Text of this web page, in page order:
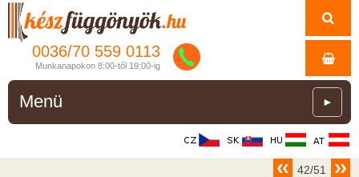
0036/70 559 0113
Munkanapokon 8:00-től 19:00-ig
Menü ►
42/51